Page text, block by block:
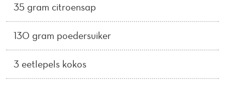
35 gram citroensap
130 gram poedersuiker
3 eetlepels kokos